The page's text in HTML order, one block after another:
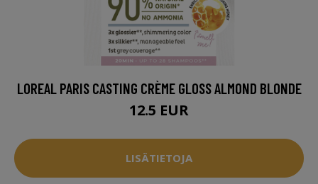
LOREAL PARIS CASTING CRÈME GLOSS ALMOND BLONDE
12.5 EUR
LISÄTIETOJA